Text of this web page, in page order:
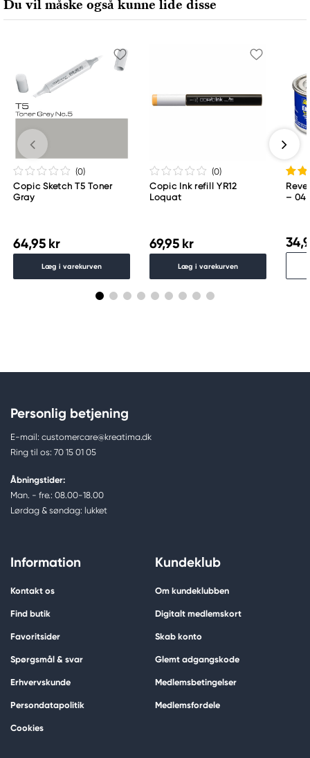
65205 Wiesbaden, Germany
export@holtz-gmbh.de
Producent
Copic
Too Marker Products Inc.
Meguro-ku
Tokyo 153-0043 Japan
www.toomarker.co.jp
Du vil måske også kunne lide disse
(0)
Copic Sketch T5 Toner
Gray
64,95 kr
Læg i varekurven
(0)
Copic Ink refill YR12
Loquat
69,95 kr
Læg i varekurven
– 04
Personlig betjening
E-mail: customercare@kreatima.dk
Ring til os: 70 15 01 05
Åbningstider:
Man. - fre.: 08.00-18.00
Lørdag & søndag: lukket
Information
Kontakt os
Find butik
Favoritsider
Spørgsmål & svar
Erhvervskunde
Persondatapolitik
Cookies
Kundeklub
Om kundeklubben
Digitalt medlemskort
Skab konto
Glemt adgangskode
Medlemsbetingelser
Medlemsfordele